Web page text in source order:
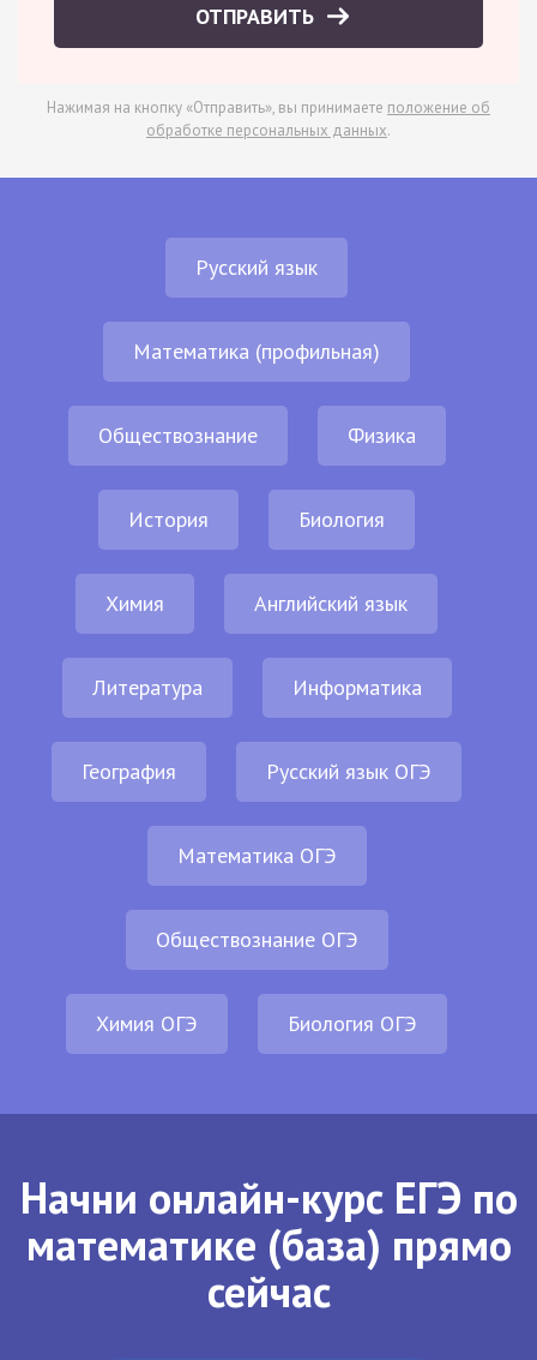
ОТПРАВИТЬ
Нажимая на кнопку «Отправить», вы принимаете положение об
обработке персональных данных.
Русский язык
Математика (профильная)
Обществознание Физика
История Биология
Химия Английский язык
Литература Информатика
География Русский язык ОГЭ
Математика ОГЭ
Обществознание ОГЭ
Химия ОГЭ Биология ОГЭ
Начни онлайн-курс ЕГЭ по
математике (база) прямо
сейчас